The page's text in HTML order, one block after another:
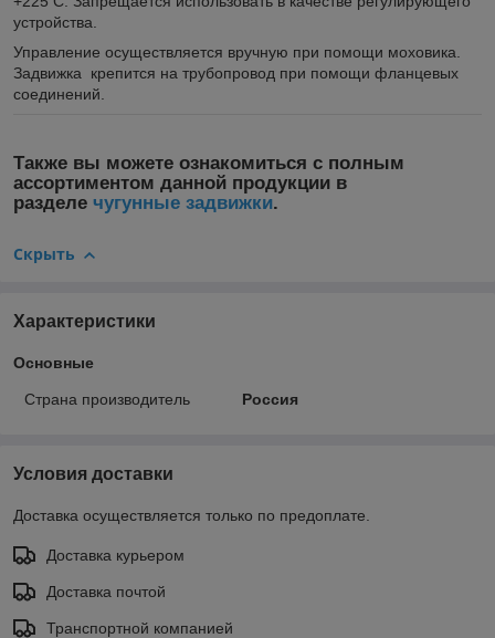
устройства.
Управление осуществляется вручную при помощи моховика.
Задвижка крепится на трубопровод при помощи фланцевых
соединений.
Также вы можете ознакомиться с полным
ассортиментом данной продукции в
разделе чугунные задвижки.
Скрыть
Характеристики
Основные
Страна производитель Россия
Условия доставки
Доставка осуществляется только по предоплате.
Доставка курьером
Доставка почтой
Транспортной компанией